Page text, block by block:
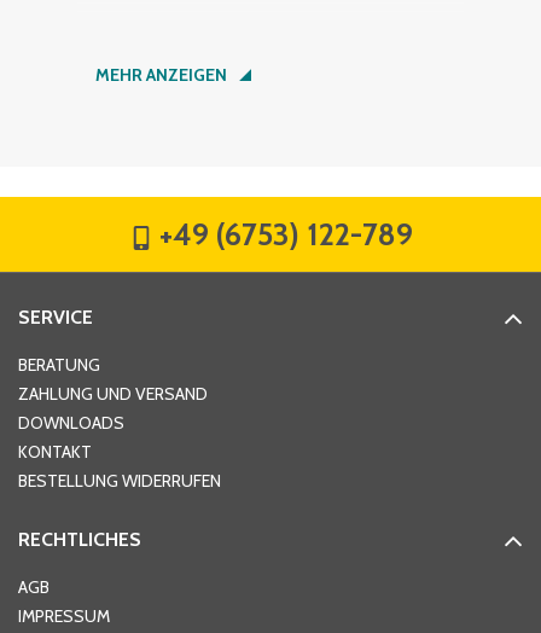
Nachname*
Hausnummer
Ort*
MEHR ANZEIGEN
+49 (6753) 122-789
SERVICE
BERATUNG
ZAHLUNG UND VERSAND
DOWNLOADS
KONTAKT
BESTELLUNG WIDERRUFEN
RECHTLICHES
AGB
IMPRESSUM